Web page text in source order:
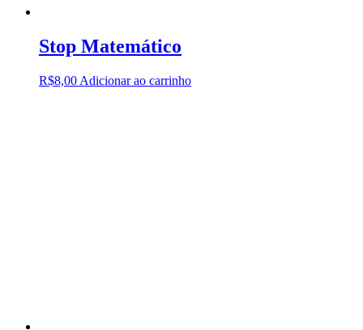
Stop Matemático
R$8,00 Adicionar ao carrinho